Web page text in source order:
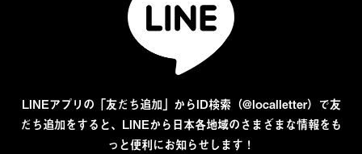
LINEアプリの「友だち追加」からID検索（@localletter）で友
だち追加をすると、LINEから日本各地域のさまざまな情報をも
っと便利にお知らせします！